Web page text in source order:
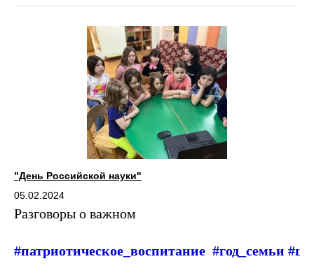
"День Российской науки"
05.02.2024
Разговоры о важном
#патриотическое_воспитание #год_семьи